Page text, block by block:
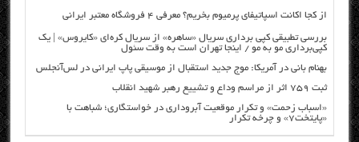
از کجا اکانت اسپاتیفای پرمیوم بخریم؟ معرفی ۴ فروشگاه معتبر ایرانی
بررسی تطبیقی کپی برداری سریال «ساهره» از سریال کره‌ای «کایروس» | یک
کپی‌برداری مو به مو / اینجا تهران است به وقت سئول
بهنام بانی در آمریکا: موج جدید استقبال از موسیقی پاپ ایرانی در لس‌آنجلس
ثبت ۷۵۹ اثر از مراسم وداع و تشییع رهبر شهید انقلاب
«اسباب زحمت» و تکرار موقعیت آبروداری در خواستگاری؛ شباهت با
«پایتخت۷» و چرخه تکرار